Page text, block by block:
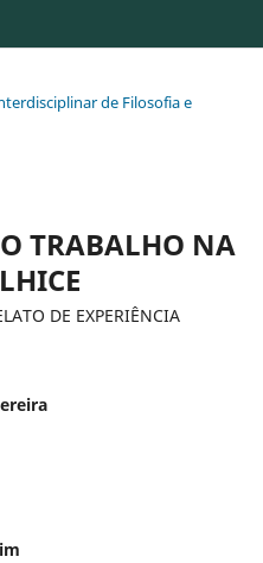
de Filosofia e
TRABALHO NA
DE EXPERIÊNCIA